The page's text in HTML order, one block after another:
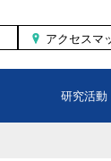
アクセスマ
研究活動